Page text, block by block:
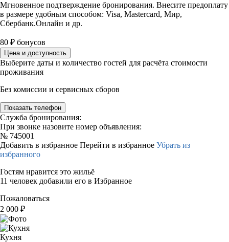
Мгновенное подтверждение бронирования. Внесите предоплату
в размере удобным способом: Visa, Mastercard, Мир,
Сбербанк.Онлайн и др.
80 ₽ бонусов
Цена и доступность
Выберите даты и количество гостей для расчёта стоимости
проживания
Без комиссии и сервисных сборов
Показать телефон
Служба бронирования:
При звонке назовите номер объявления:
№ 745001
Добавить в избранное Перейти в избранное Убрать из
избранного
Гостям нравится это жильё
11 человек добавили его в Избранное
Пожаловаться
2 000 ₽
Кухня